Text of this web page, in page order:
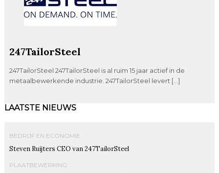
247TailorSteel
247TailorSteel 247TailorSteel is al ruim 15 jaar actief in de
metaalbewerkende industrie. 247TailorSteel levert […]
LAATSTE NIEUWS
BEDRIJF EN ECONOMIE
Steven Ruijters CEO van 247TailorSteel
PLAATBEWERKING